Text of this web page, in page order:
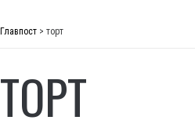
Главпост > торт
ТОРТ